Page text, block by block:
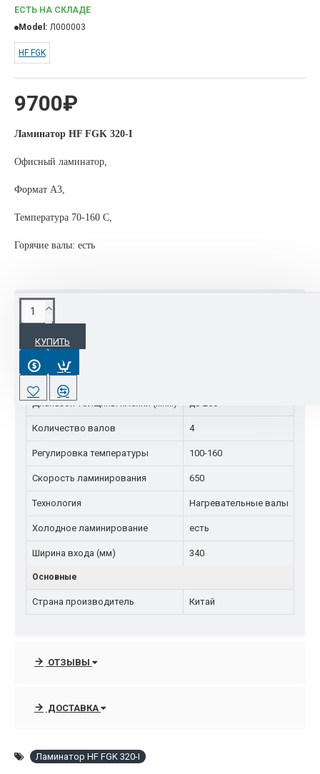
9700₽
ЕСТЬ НА СКЛАДЕ
Model: Л000003
HF FGK
Ламинатор HF FGK 320-I
Офисный ламинатор,
Формат A3,
Температура 70-160 С,
Горячие валы: есть
КУПИТЬ
ХАРАКТЕРИСТИКИ
Комплектация
Время нагрева
Диапазон толщины пленки (мкм)
Количество валов 4
Регулировка температуры 100-160
Скорость ламинирования 650
Технология Нагревательные валы
Холодное ламинирование есть
Ширина входа (мм) 340
Основные
Страна производитель Китай
ОТЗЫВЫ
ДОСТАВКА
Ламинатор HF FGK 320-I